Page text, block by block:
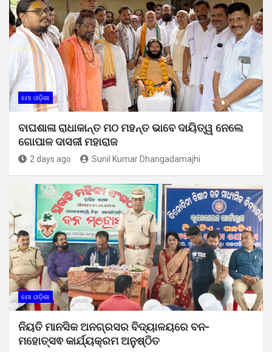
ମୋ ଓଡ଼ିଶା
ବାଘଶାଳା ରାଧାକାନ୍ତ ମଠ ମହନ୍ତ ଭାବେ ଦାୟିତ୍ୱ ନେଲେ
ଗୋପାଳ ଦାସଜୀ ମହାରାଜ
2 days ago Sunil Kumar Dhangadamajhi
ମୋ ଓଡ଼ିଶା
ନିୟତି ମାନସିକ ଅନଗ୍ରସର ବିଦ୍ୟାଳୟରେ ବନ-
ମହୋତ୍ସଵ କାର୍ଯ୍ୟକ୍ରମ ଅନୁଷ୍ଠିତ